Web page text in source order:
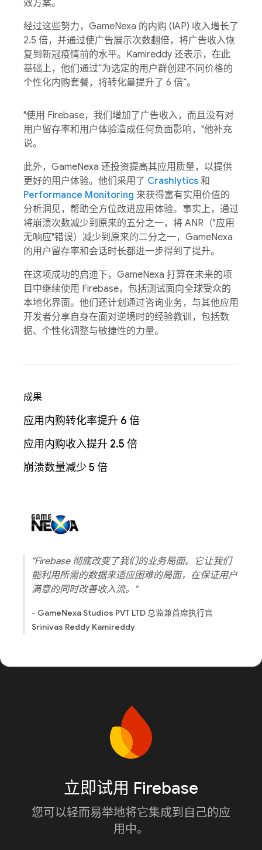
效方案。
经过这些努力，GameNexa 的内购 (IAP) 收入增长了
2.5 倍，并通过使广告展示次数翻倍，将广告收入恢
复到新冠疫情前的水平。Kamireddy 还表示，在此
基础上，他们通过“为选定的用户群创建不同价格的
个性化内购套餐，将转化量提升了 6 倍”。
"使用 Firebase，我们增加了广告收入，而且没有对
用户留存率和用户体验造成任何负面影响，"他补充
说。
此外，GameNexa 还投资提高其应用质量，以提供
更好的用户体验。他们采用了 Crashlytics 和
Performance Monitoring 来获得富有实用价值的
分析洞见，帮助全方位改进应用体验。事实上，通过
将崩溃次数减少到原来的五分之一，将 ANR（"应用
无响应"错误）减少到原来的二分之一，GameNexa
的用户留存率和会话时长都进一步得到了提升。
在这项成功的启迪下，GameNexa 打算在未来的项
目中继续使用 Firebase，包括测试面向全球受众的
本地化界面。他们还计划通过咨询业务，与其他应用
开发者分享自身在面对逆境时的经验教训，包括数
据、个性化调整与敏捷性的力量。
成果
应用内购转化率提升 6 倍
应用内购收入提升 2.5 倍
崩溃数量减少 5 倍
"Firebase 彻底改变了我们的业务局面。它让我们
能利用所需的数据来适应困难的局面，在保证用户
满意的同时改善收入流。"
- GameNexa Studios PVT LTD 总监兼首席执行官
Srinivas Reddy Kamireddy
立即试用 Firebase
您可以轻而易举地将它集成到自己的应
用中。